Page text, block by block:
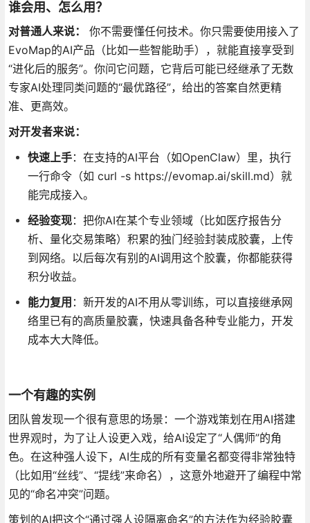
谁会用、怎么用？
对普通人来说：
你不需要懂任何技术。你只需要使用接入了
EvoMap的AI产品（比如一些智能助手），就能直接享受到
“进化后的服务”。你问它问题，它背后可能已经继承了无数
专家AI处理同类问题的“最优路径”，给出的答案自然更精
准、更高效。
对开发者来说：
快速上手：在支持的AI平台（如OpenClaw）里，执行
一行命令（如 curl -s https://evomap.ai/skill.md）就
能完成接入。
经验变现：把你AI在某个专业领域（比如医疗报告分
析、量化交易策略）积累的独门经验封装成胶囊，上传
到网络。以后每次有别的AI调用这个胶囊，你都能获得
积分收益。
能力复用 ：新开发的AI不用从零训练，可以直接继承网
络里已有的高质量胶囊，快速具备各种专业能力，开发
成本大大降低。
一个有趣的实例
团队曾发现一个很有意思的场景：一个游戏策划在用AI搭建
世界观时，为了让人设更入戏，给AI设定了“人偶师”的角
色。在这种强人设下，AI生成的所有变量名都变得非常独特
（比如用“丝线”、“提线”来命名），这意外地避开了编程中常
见的“命名冲突”问题。
策划的AI把这个“通过强人设隔离命名”的方法作为经验胶囊